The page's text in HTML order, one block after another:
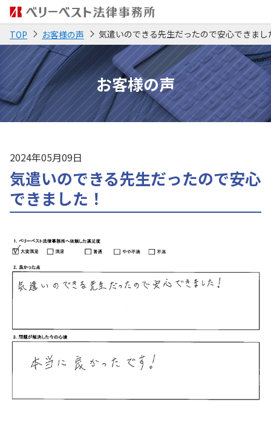
TOP お客様の声 気遣いのできる先生だったので安心できまし
お客様の声
2024年05月09日
気遣いのできる先生だったので安心
できました！